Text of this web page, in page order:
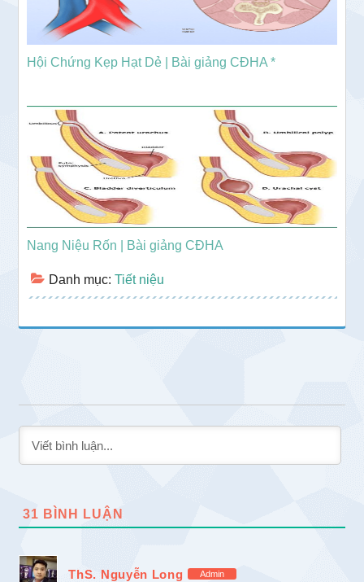
Hội Chứng Kẹp Hạt Dẻ | Bài giảng CĐHA *
Nang Niệu Rốn | Bài giảng CĐHA
Danh mục:Tiết niệu
31 BÌNH LUẬN
ThS. Nguyễn Long Admin